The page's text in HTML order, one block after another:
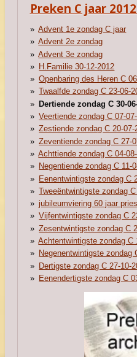
Preken C jaar
Advent 1e zondag C jaar
Advent 2e zondag
Advent 3e zondag
H.Familie 30-12-2012
Openbaring des Heren C
Twaalfde zondag C 23-06-
Dertiende zondag C 30-
Veertiende zondag C 07-
Zestiende zondag C 20-07-
Zeventiende zondag C 27-
Achttiende zondag C 04-
Negentiende zondag C 11-
Eenentwintigste zondag C
Tweeëntwintigste zondag
jubileumviering 60 jaar
Vijfentwintigste zondag C
Zesentwintigste zondag C
Achtentwintigste zondag C
Negenentwintigste zondag
Dertigste zondag C 27-10-
Eenendertigste zondag C